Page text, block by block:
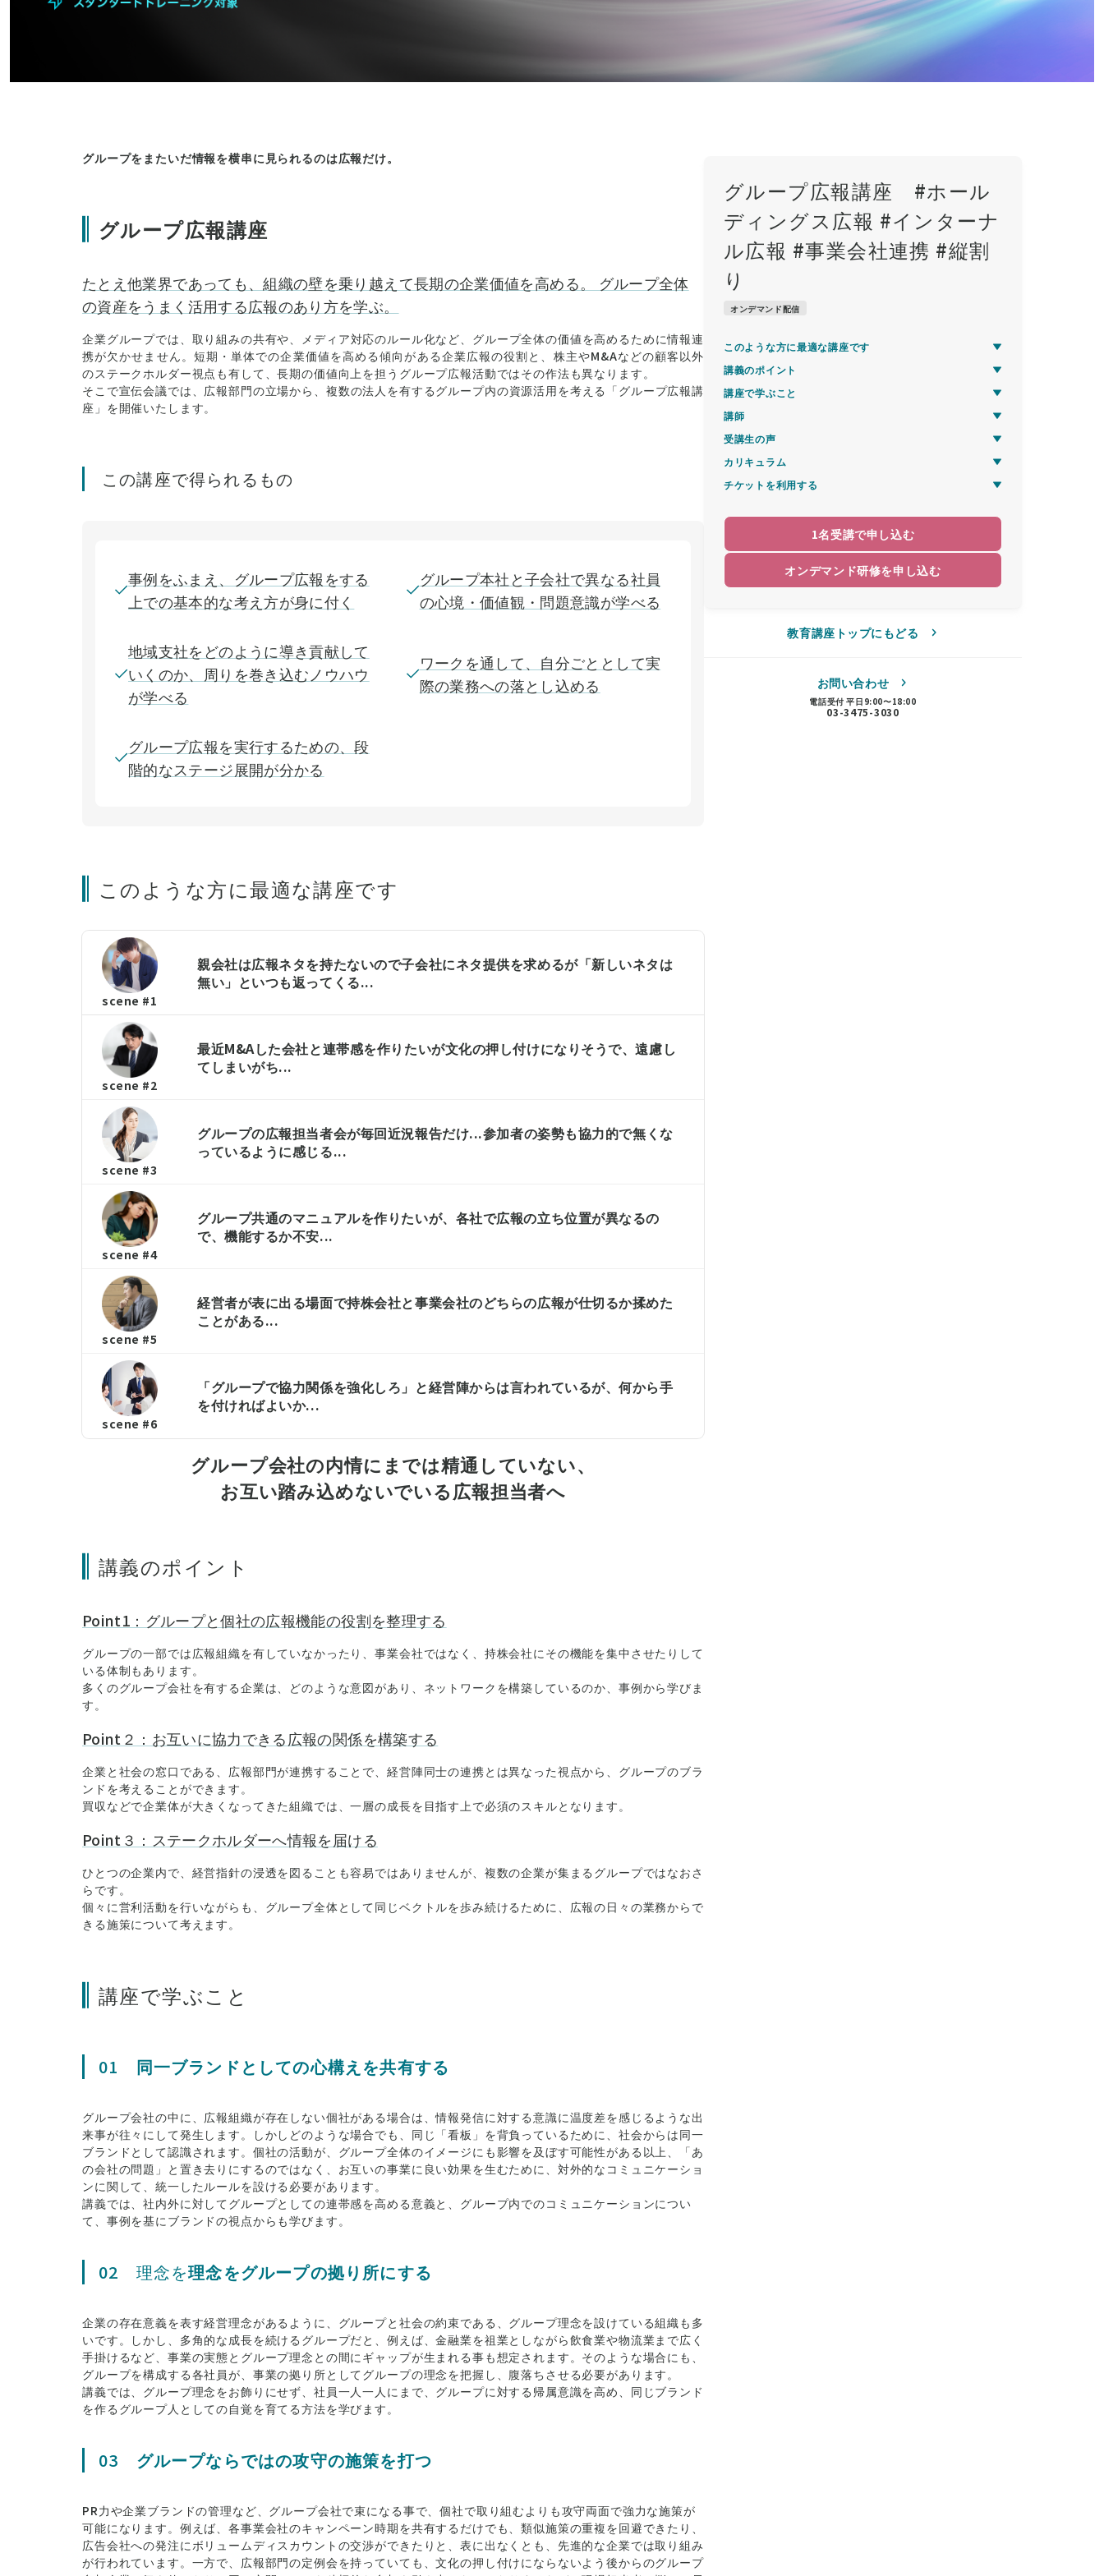
グループをまたいだ情報を横串に見られるのは広報だけ。
グループ広報講座
たとえ他業界であっても、組織の壁を乗り越えて長期の企業価値を高める。 グループ全体
の資産をうまく活用する広報のあり方を学ぶ。
企業グループでは、取り組みの共有や、メディア対応のルール化など、グループ全体の価値を高めるために情報連
携が欠かせません。短期・単体での企業価値を高める傾向がある企業広報の役割と、株主やM&Aなどの顧客以外
のステークホルダー視点も有して、長期の価値向上を担うグループ広報活動ではその作法も異なります。
そこで宣伝会議では、広報部門の立場から、複数の法人を有するグループ内の資源活用を考える「グループ広報講
座」を開催いたします。
この講座で得られるもの
事例をふまえ、グループ広報をする
上での基本的な考え方が身に付く
グループ本社と子会社で異なる社員
の心境・価値観・問題意識が学べる
地域支社をどのように導き貢献して
いくのか、周りを巻き込むノウハウ
が学べる
ワークを通して、自分ごととして実
際の業務への落とし込める
グループ広報を実行するための、段
階的なステージ展開が分かる
このような方に最適な講座です
scene #1
親会社は広報ネタを持たないので子会社にネタ提供を求めるが「新しいネタは
無い」といつも返ってくる...
scene #2
最近M&Aした会社と連帯感を作りたいが文化の押し付けになりそうで、遠慮し
てしまいがち...
scene #3
グループの広報担当者会が毎回近況報告だけ...参加者の姿勢も協力的で無くな
っているように感じる...
scene #4
グループ共通のマニュアルを作りたいが、各社で広報の立ち位置が異なるの
で、機能するか不安...
scene #5
経営者が表に出る場面で持株会社と事業会社のどちらの広報が仕切るか揉めた
ことがある...
scene #6
「グループで協力関係を強化しろ」と経営陣からは言われているが、何から手
を付ければよいか...
グループ会社の内情にまでは精通していない、
お互い踏み込めないでいる広報担当者へ
講義のポイント
Point1：グループと個社の広報機能の役割を整理する
グループの一部では広報組織を有していなかったり、事業会社ではなく、持株会社にその機能を集中させたりして
いる体制もあります。
多くのグループ会社を有する企業は、どのような意図があり、ネットワークを構築しているのか、事例から学びま
す。
Point２：お互いに協力できる広報の関係を構築する
企業と社会の窓口である、広報部門が連携することで、経営陣同士の連携とは異なった視点から、グループのブラ
ンドを考えることができます。
買収などで企業体が大きくなってきた組織では、一層の成長を目指す上で必須のスキルとなります。
Point３：ステークホルダーへ情報を届ける
ひとつの企業内で、経営指針の浸透を図ることも容易ではありませんが、複数の企業が集まるグループではなおさ
らです。
個々に営利活動を行いながらも、グループ全体として同じベクトルを歩み続けるために、広報の日々の業務からで
きる施策について考えます。
講座で学ぶこと
01 同一ブランドとしての心構えを共有する
グループ会社の中に、広報組織が存在しない個社がある場合は、情報発信に対する意識に温度差を感じるような出
来事が往々にして発生します。しかしどのような場合でも、同じ「看板」を背負っているために、社会からは同一
ブランドとして認識されます。個社の活動が、グループ全体のイメージにも影響を及ぼす可能性がある以上、「あ
の会社の問題」と置き去りにするのではなく、お互いの事業に良い効果を生むために、対外的なコミュニケーショ
ンに関して、統一したルールを設ける必要があります。
講義では、社内外に対してグループとしての連帯感を高める意義と、グループ内でのコミュニケーションについ
て、事例を基にブランドの視点からも学びます。
02 理念を理念をグループの拠り所にする
企業の存在意義を表す経営理念があるように、グループと社会の約束である、グループ理念を設けている組織も多
いです。しかし、多角的な成長を続けるグループだと、例えば、金融業を祖業としながら飲食業や物流業まで広く
手掛けるなど、事業の実態とグループ理念との間にギャップが生まれる事も想定されます。そのような場合にも、
グループを構成する各社員が、事業の拠り所としてグループの理念を把握し、腹落ちさせる必要があります。
講義では、グループ理念をお飾りにせず、社員一人一人にまで、グループに対する帰属意識を高め、同じブランド
を作るグループ人としての自覚を育てる方法を学びます。
03 グループならではの攻守の施策を打つ
PR力や企業ブランドの管理など、グループ会社で束になる事で、個社で取り組むよりも攻守両面で強力な施策が
可能になります。例えば、各事業会社のキャンペーン時期を共有するだけでも、類似施策の重複を回避できたり、
広告会社への発注にボリュームディスカウントの交渉ができたりと、表に出なくとも、先進的な企業では取り組み
が行われています。一方で、広報部門の定例会を持っていても、文化の押し付けにならないよう後からのグループ
グループ広報講座 #ホール
ディングス広報 #インターナ
ル広報 #事業会社連携 #縦割
り
オンデマンド配信
このような方に最適な講座です
講義のポイント
講座で学ぶこと
講師
受講生の声
カリキュラム
チケットを利用する
1名受講で申し込む
オンデマンド研修を申し込む
教育講座トップにもどる
お問い合わせ
電話受付 平日9:00〜18:00
03-3475-3030